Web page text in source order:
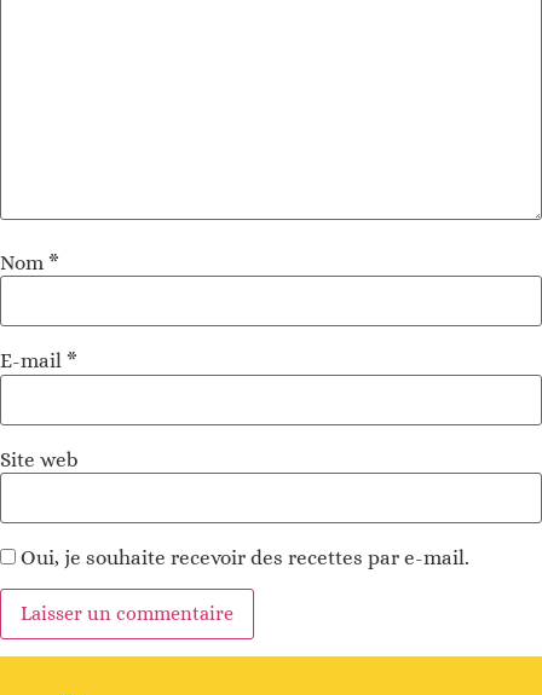
Nom *
E-mail *
Site web
Oui, je souhaite recevoir des recettes par e-mail.